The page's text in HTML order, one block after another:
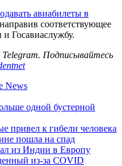
авиабилеты в
соответствующее
Госавиаслужбу.
Telegram. Подписывайтесь
News
одной бустерной
привел к гибели человека
пошла на спад
из Индии в Европу
из-за COVID